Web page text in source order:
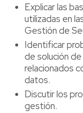
Explicar las
utilizadas en
Gestión de
Identificar
de solución
relacionados
datos.
Discutir los
gestión.